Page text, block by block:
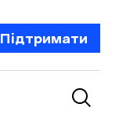
Підтримати